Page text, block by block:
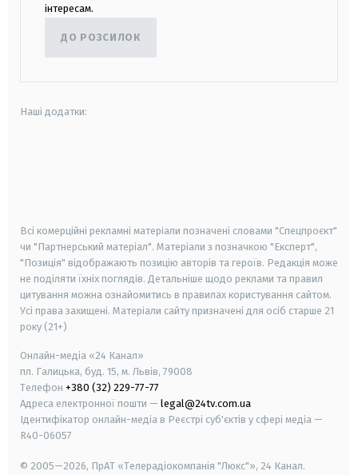
інтересам.
ДО РОЗСИЛОК
Наші додатки:
Всі комерційні рекламні матеріали позначені словами "Спецпроєкт"
чи "Партнерський матеріал". Матеріали з позначкою "Експерт",
"Позиція" відображають позицію авторів та героїв. Редакція може
не поділяти їхніх поглядів. Детальніше щодо реклами та правил
цитування можна ознайомитись в правилах користування сайтом.
Усі права захищені. Матеріали сайту призначені для осіб старше 21
року (21+)
Онлайн-медіа «24 Канал»
пл. Галицька, буд. 15, м. Львів, 79008
Телефон +380 (32) 229-77-77
Адреса електронної пошти — legal@24tv.com.ua
Ідентифікатор онлайн-медіа в Реєстрі суб'єктів у сфері медіа —
R40-06057
© 2005—2026, ПрАТ «Телерадіокомпанія "Люкс"», 24 Канал.